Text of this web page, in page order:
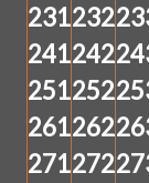
231232
241242
251252
261262
271272